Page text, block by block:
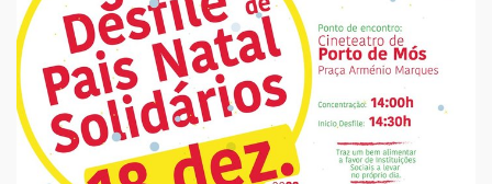
Google Calendar
Outlook
Outlook Online
Yahoo! Calendar